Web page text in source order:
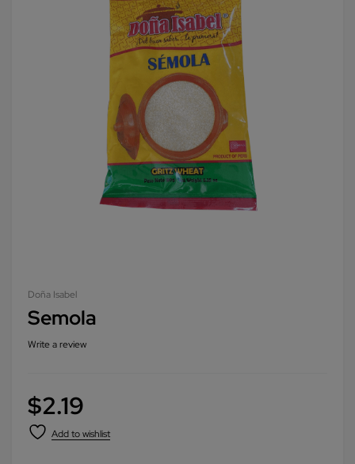
Doña Isabel
Semola
Write a review
$2.19